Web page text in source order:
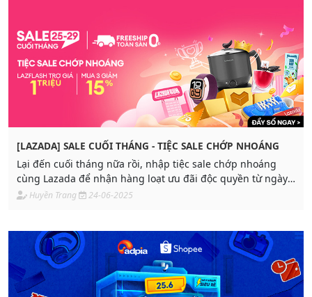
[LAZADA] SALE CUỐI THÁNG - TIỆC SALE CHỚP NHOÁNG
Lại đến cuối tháng nữa rồi, nhập tiệc sale chớp nhoáng
cùng Lazada để nhận hàng loạt ưu đãi độc quyền từ ngày
25-29.6
Huyền Trang 24-06-2025